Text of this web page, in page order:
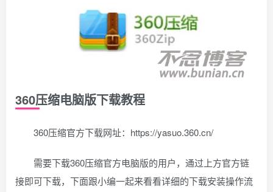
360压缩电脑版下载教程
360压缩官方下载网址：https://yasuo.360.cn/
需要下载360压缩官方电脑版的用户，通过上方官方链
接即可下载，下面跟小编一起来看看详细的下载安装操作流